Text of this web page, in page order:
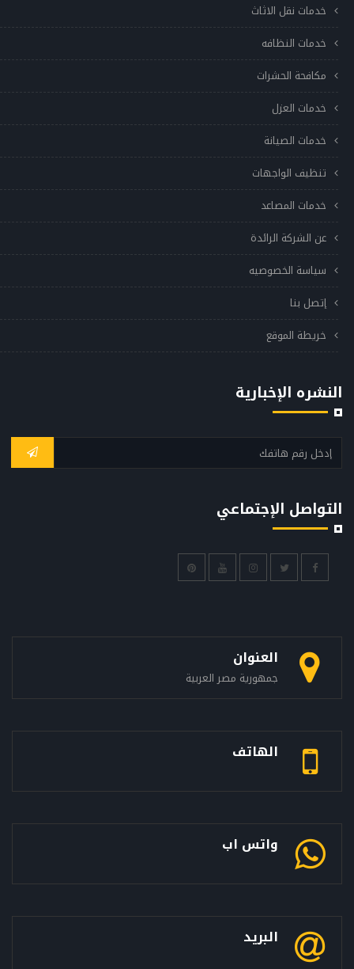
خدمات نقل الاثاث
خدمات النظافه
مكافحة الحشرات
خدمات العزل
خدمات الصيانة
تنظيف الواجهات
خدمات المصاعد
عن الشركة الرائدة
سياسة الخصوصيه
إتصل بنا
خريطة الموقع
النشره الإخبارية
التواصل الإجتماعي
العنوان
جمهورية مصر العربية
الهاتف
واتس اب
البريد